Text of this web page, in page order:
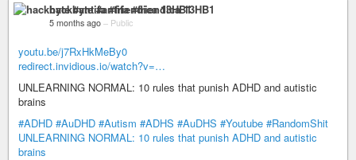
hackbyte #antifa #friendica 13HB1
5 months ago – Public
youtu.be/j7RxHkMeBy0
redirect.invidious.io/watch?v=…
UNLEARNING NORMAL: 10 rules that punish ADHD and autistic
brains
#ADHD #AuDHD #Autism #ADHS #AuDHS #Youtube #RandomShit
UNLEARNING NORMAL: 10 rules that punish ADHD and autistic
brains